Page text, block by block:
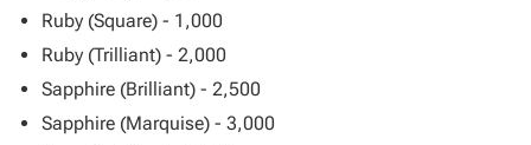
Ruby (Square) - 1,000
Ruby (Trilliant) - 2,000
Sapphire (Brilliant) - 2,500
Sapphire (Marquise) - 3,000